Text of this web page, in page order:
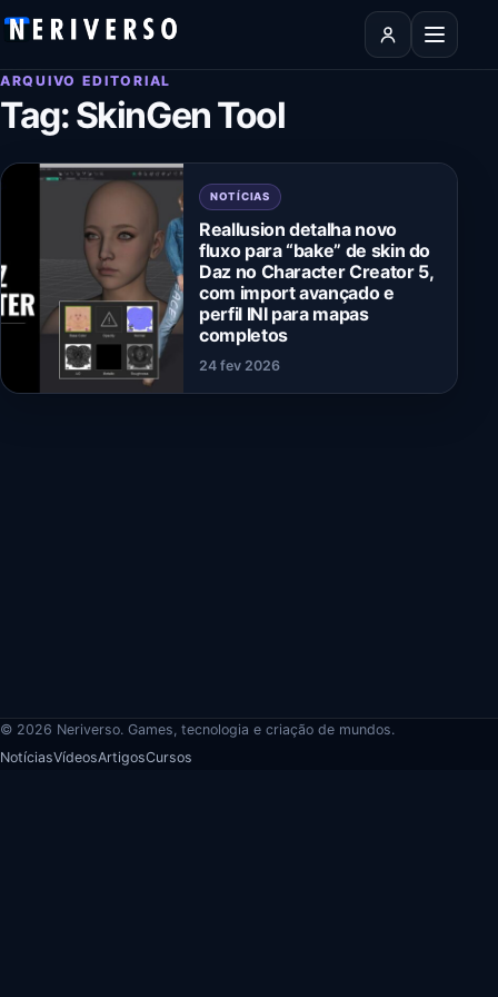
Pular para o conteúdo
Abrir
ARQUIVO EDITORIAL
Tag:SkinGen Tool
NOTÍCIAS
Reallusion detalha novo
fluxo para “bake” de skin do
Daz no Character Creator 5,
com import avançado e
perfil INI para mapas
completos
24 fev 2026
© 2026 Neriverso. Games, tecnologia e criação de mundos.
NotíciasVídeosArtigosCursos